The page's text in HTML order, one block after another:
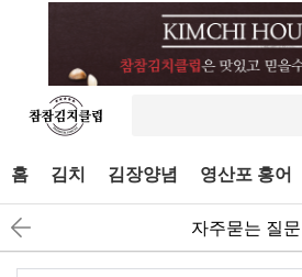
홈 김치 김장양념 영산포 홍어
자주묻는 질문